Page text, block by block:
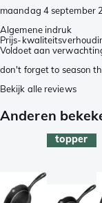
maandag 4 september
Algemene indruk
Prijs-
Voldoet aan
don't forget to season
Bekijk alle reviews
Anderen
topper